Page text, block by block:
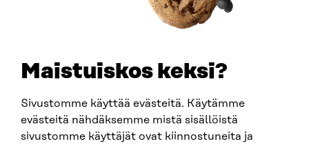
Maistuiskos keksi?
Sivustomme käyttää evästeitä. Käytämme
evästeitä nähdäksemme mistä sisällöistä
sivustomme käyttäjät ovat kiinnostuneita ja